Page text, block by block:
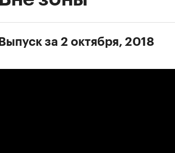
Выпуск за 2 октября, 2018